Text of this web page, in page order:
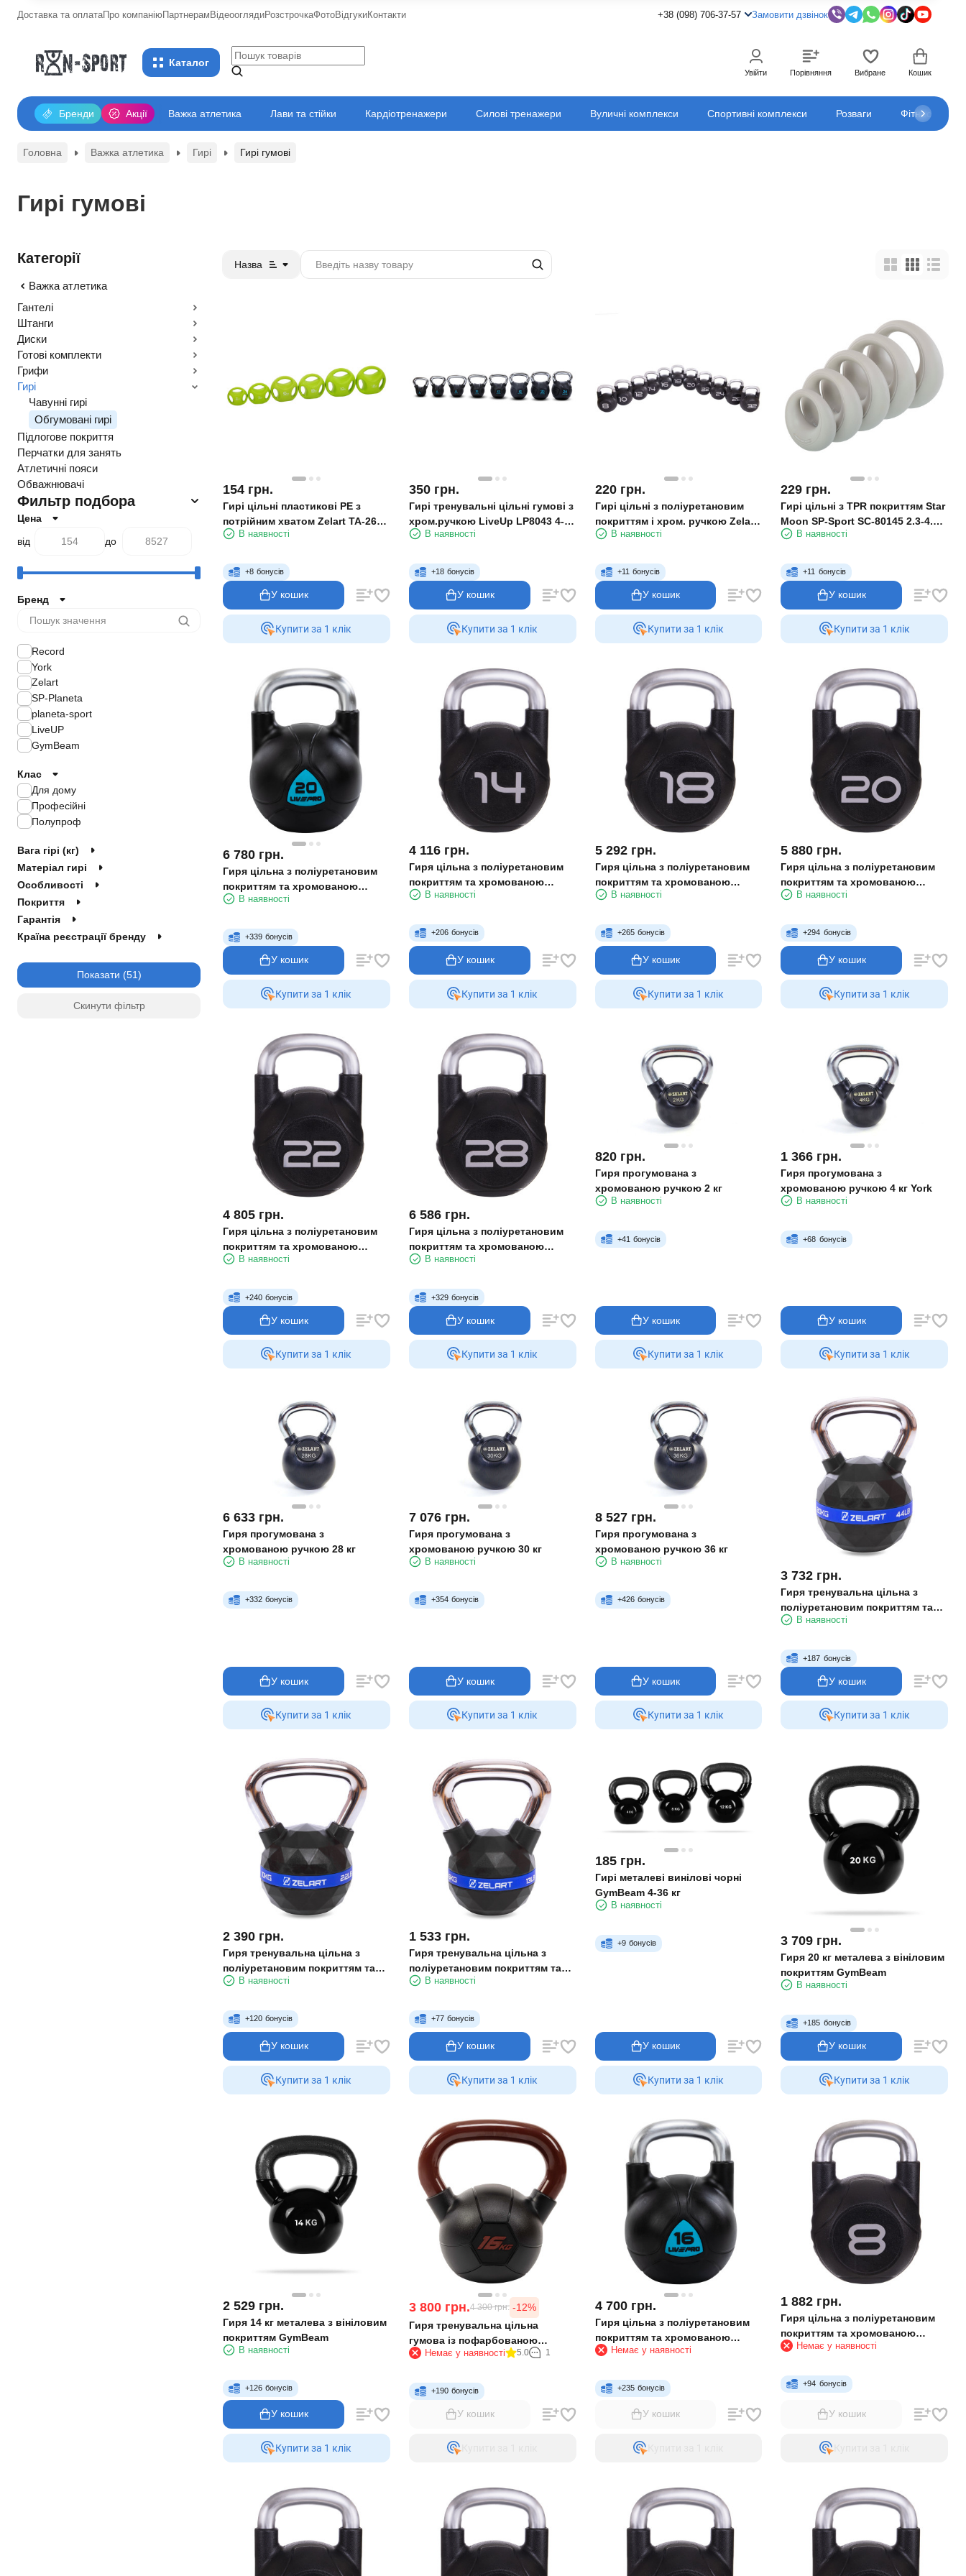
Доставка та оплатаПро компаніюПартнерамВідеооглядиРозстрочкаФотоВідгукиКонтакти +38 (098) 706-37-57 Замовити дзвінок
Каталог
Увійти Порівняння Вибране Кошик
Акції
Бренди Важка атлетика Лави та стійки Кардіотренажери Силові тренажери Вуличні комплекси Спортивні комплекси Розваги Фітнес
Головна Важка атлетика Гирі Гирі гумові
Гирі гумові
Назва
154 грн.
Гирі цільні пластикові PE з
потрійним хватом Zelart TA-2670
2-4-6-8-10-12 кг
В наявності
+8 бонусів
У кошик
Купити за 1 клiк
350 грн.
Гирі тренувальні цільні гумові з
хром.ручкою LiveUp LP8043 4-6
кг
В наявності
+18 бонусів
У кошик
Купити за 1 клiк
220 грн.
Гирі цільні з поліуретановим
покриттям і хром. ручкою Zelart
TA-2681 8-10-12-14-16-18-20-22-
В наявності
+11 бонусів
У кошик
Купити за 1 клiк
229 грн.
Гирі цільні з TPR покриттям Star
Moon SP-Sport SC-80145 2.3-4.5-
6.8-9-11.3 кг
В наявності
+11 бонусів
У кошик
Купити за 1 клiк
6 780 грн.
Гиря цільна з поліуретановим
покриттям та хромованою
ручкою LiveUp LP8040-20 20 кг
В наявності
+339 бонусів
У кошик
Купити за 1 клiк
4 116 грн.
Гиря цільна з поліуретановим
покриттям та хромованою
ручкою Zelart TA-2681-14 14 кг
В наявності
+206 бонусів
У кошик
Купити за 1 клiк
5 292 грн.
Гиря цільна з поліуретановим
покриттям та хромованою
ручкою Zelart TA-2681-18 18 кг
В наявності
+265 бонусів
У кошик
Купити за 1 клiк
5 880 грн.
Гиря цільна з поліуретановим
покриттям та хромованою
ручкою Zelart TA-2681-20 20 кг
В наявності
+294 бонусів
У кошик
Купити за 1 клiк
4 805 грн.
Гиря цільна з поліуретановим
покриттям та хромованою
ручкою Zelart TA-2681-22 22 кг
В наявності
+240 бонусів
У кошик
Купити за 1 клiк
6 586 грн.
Гиря цільна з поліуретановим
покриттям та хромованою
ручкою Zelart TA-2681-28 28 кг
В наявності
+329 бонусів
У кошик
Купити за 1 клiк
820 грн.
Гиря прогумована з
хромованою ручкою 2 кг
В наявності
+41 бонусів
У кошик
Купити за 1 клiк
1 366 грн.
Гиря прогумована з
хромованою ручкою 4 кг York
В наявності
+68 бонусів
У кошик
Купити за 1 клiк
6 633 грн.
Гиря прогумована з
хромованою ручкою 28 кг
В наявності
+332 бонусів
У кошик
Купити за 1 клiк
7 076 грн.
Гиря прогумована з
хромованою ручкою 30 кг
В наявності
+354 бонусів
У кошик
Купити за 1 клiк
8 527 грн.
Гиря прогумована з
хромованою ручкою 36 кг
В наявності
+426 бонусів
У кошик
Купити за 1 клiк
3 732 грн.
Гиря тренувальна цільна з
поліуретановим покриттям та
хромованою ручкою Zelart FI-
В наявності
+187 бонусів
У кошик
Купити за 1 клiк
2 390 грн.
Гиря тренувальна цільна з
поліуретановим покриттям та
хромованою ручкою Zelart FI-
В наявності
+120 бонусів
У кошик
Купити за 1 клiк
1 533 грн.
Гиря тренувальна цільна з
поліуретановим покриттям та
хромованою ручкою Zelart FI-
В наявності
+77 бонусів
У кошик
Купити за 1 клiк
185 грн.
Гирі металеві винілові чорні
GymBeam 4-36 кг
В наявності
+9 бонусів
У кошик
Купити за 1 клiк
3 709 грн.
Гиря 20 кг металева з вініловим
покриттям GymBeam
В наявності
+185 бонусів
У кошик
Купити за 1 клiк
2 529 грн.
Гиря 14 кг металева з вініловим
покриттям GymBeam
В наявності
+126 бонусів
У кошик
Купити за 1 клiк
3 800 грн.4 300 грн. -12%
Гиря тренувальна цільна
гумова із пофарбованою
ручкою LiveUp Urethane LS2050-
Немає у наявності 5.0 1
+190 бонусів
У кошик
4 700 грн.
Гиря цільна з поліуретановим
покриттям та хромованою
ручкою LiveUp LP8040-16 16 кг
Немає у наявності
+235 бонусів
У кошик
Купити за 1 клiк
1 882 грн.
Гиря цільна з поліуретановим
покриттям та хромованою
ручкою Zelart TA-2681-8 8 кг
Немає у наявності
+94 бонусів
У кошик
Купити за 1 клiк
Категорії
Важка атлетика
Гантелі
Штанги
Диски
Готові комплекти
Грифи
Гирі
Чавунні гирі
Обгумовані гирі
Підлогове покриття
Перчатки для занять
Атлетичні пояси
Обважнювачі
Фильтр подбора
Цена
від
до
Бренд
Record
York
Zelart
SP-Planeta
planeta-sport
LiveUP
GymBeam
Клас
Для дому
Професійні
Полупроф
Вага гірі (кг)
Матеріал гирі
Особливості
Покриття
Гарантія
Країна реєстрації бренду
Показати
Скинути фільтр